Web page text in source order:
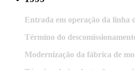
Entrada em operação da linha
Término do
Modernização da fábrica de